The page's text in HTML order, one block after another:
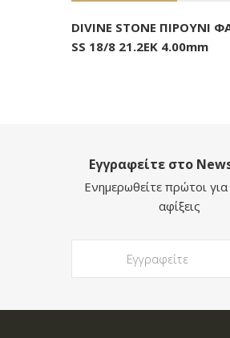
DIVINE STONE ΠΙΡΟΥΝΙ
SS 18/8 21.2ΕΚ 4.00mm
Εγγραφείτε στο
Ενημερωθείτε πρώτοι για
αφίξεις